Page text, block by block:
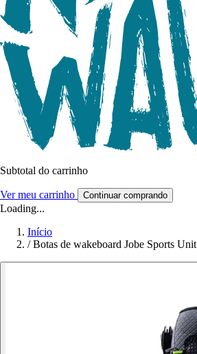
Subtotal do carrinho
Ver meu carrinho Continuar comprando
Loading...
Início
/ Botas de wakeboard Jobe Sports Unit